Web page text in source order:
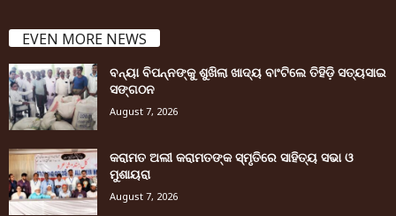
EVEN MORE NEWS
ବନ୍ୟା ବିପନ୍ନଙ୍କୁ ଶୁଖିଲା ଖାଦ୍ୟ ବାଂଟିଲେ ତିହିଡି଼ ସତ୍ୟସାଇ
ସଙ୍ଗଠନ
August 7, 2026
କରାମତ ଅଲୀ କରାମତଙ୍କ ସ୍ମୃତିରେ ସାହିତ୍ୟ ସଭା ଓ
ମୁଶାୟରା
August 7, 2026